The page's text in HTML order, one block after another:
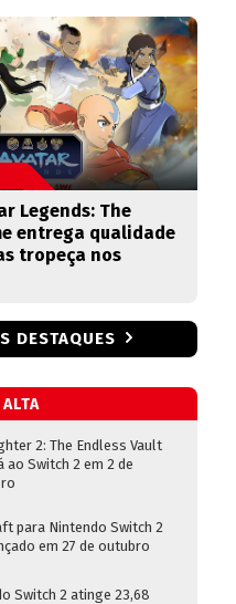
Legends: The
entrega qualidade
tropeça nos
DESTAQUES
2: The Endless Vault
ao Switch 2 em 2 de
para Nintendo Switch 2
em 27 de outubro
Switch 2 atinge 23,68